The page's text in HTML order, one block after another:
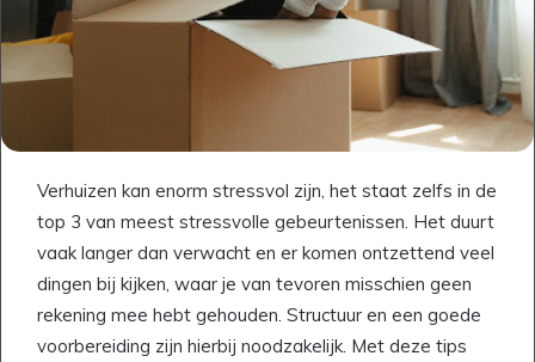
Verhuizen kan enorm stressvol zijn, het staat zelfs in de
top 3 van meest stressvolle gebeurtenissen. Het duurt
vaak langer dan verwacht en er komen ontzettend veel
dingen bij kijken, waar je van tevoren misschien geen
rekening mee hebt gehouden. Structuur en een goede
voorbereiding zijn hierbij noodzakelijk. Met deze tips